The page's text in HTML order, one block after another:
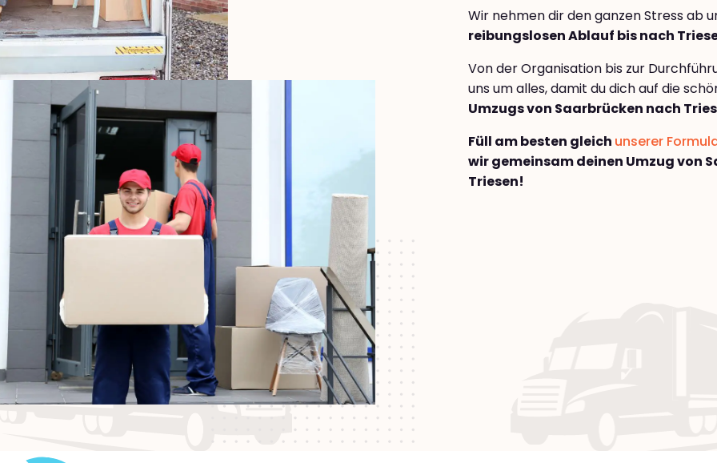
Wir nehmen dir den ganzen Stress ab
reibungslosen Ablauf bis nach
Von der Organisation bis zur
uns um alles, damit du dich auf die
Umzugs von Saarbrücken nach
Füll am besten gleich unserer
wir gemeinsam deinen Umzug von
Triesen!